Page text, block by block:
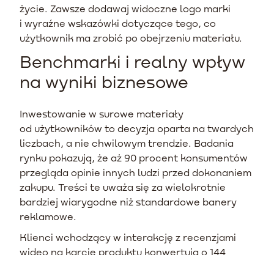
życie. Zawsze dodawaj widoczne logo marki
i wyraźne wskazówki dotyczące tego, co
użytkownik ma zrobić po obejrzeniu materiału.
Benchmarki i realny wpływ
na wyniki biznesowe
Inwestowanie w surowe materiały
od użytkowników to decyzja oparta na twardych
liczbach, a nie chwilowym trendzie. Badania
rynku pokazują, że aż 90 procent konsumentów
przegląda opinie innych ludzi przed dokonaniem
zakupu. Treści te uważa się za wielokrotnie
bardziej wiarygodne niż standardowe banery
reklamowe.
Klienci wchodzący w interakcję z recenzjami
wideo na karcie produktu konwertują o 144